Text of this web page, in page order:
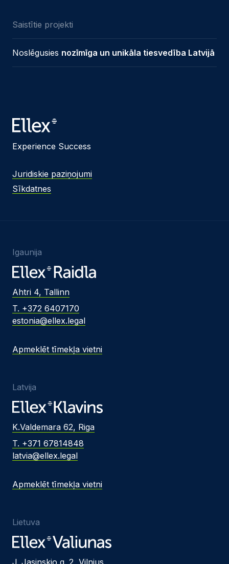
Saistītie projekti
Noslēgusies nozīmīga un unikāla tiesvedība Latvijā
Experience Success
Juridiskie paziņojumi
Sīkdatnes
Igaunija
Ahtri 4, Tallinn
T. +372 6407170
estonia@ellex.legal
Apmeklēt tīmekļa vietni
Latvija
K.Valdemara 62, Riga
T. +371 67814848
latvia@ellex.legal
Apmeklēt tīmekļa vietni
Lietuva
J. Jasinskio g. 2, Vilnius